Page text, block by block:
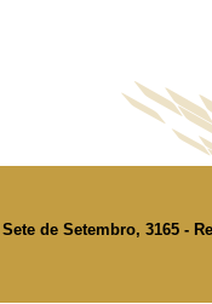
de Setembro, 3165 -